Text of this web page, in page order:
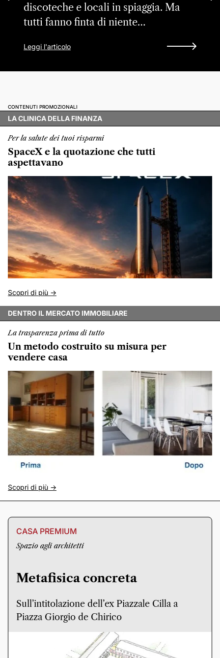
discoteche e locali in spiaggia. Ma
tutti fanno finta di niente…
Leggi l'articolo
CONTENUTI PROMOZIONALI
LA CLINICA DELLA FINANZA
Per la salute dei tuoi risparmi
SpaceX e la quotazione che tutti
aspettavano
Scopri di più ->
DENTRO IL MERCATO IMMOBILIARE
La trasparenza prima di tutto
Un metodo costruito su misura per
vendere casa
Scopri di più ->
CASA PREMIUM
Spazio agli architetti
Metafisica concreta
Sull’intitolazione dell’ex Piazzale Cilla a
Piazza Giorgio de Chirico